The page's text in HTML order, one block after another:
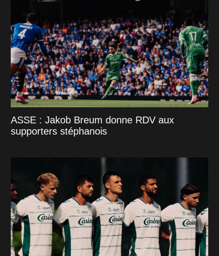
ASSE : Jakob Breum donne RDV aux
supporters stéphanois